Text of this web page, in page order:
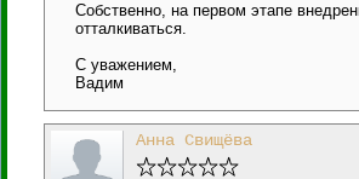
Собственно, на первом этапе
отталкиваться.
С уважением,
Вадим
Анна Свищёва